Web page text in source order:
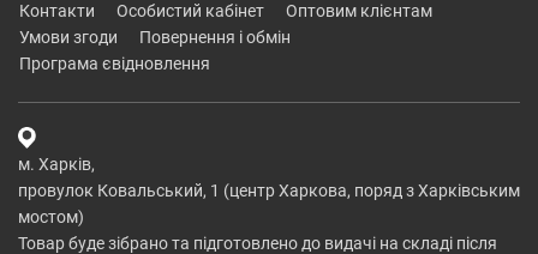
контакти
особистий кабінет
оптовим клієнтам
умови згоди
повернення і обмін
програма євідновлення
м. Харків,
провулок Ковальський, 1 (центр Харкова, поряд з Харківським
мостом)
Товар буде зібрано та підготовлено до видачі на складі після